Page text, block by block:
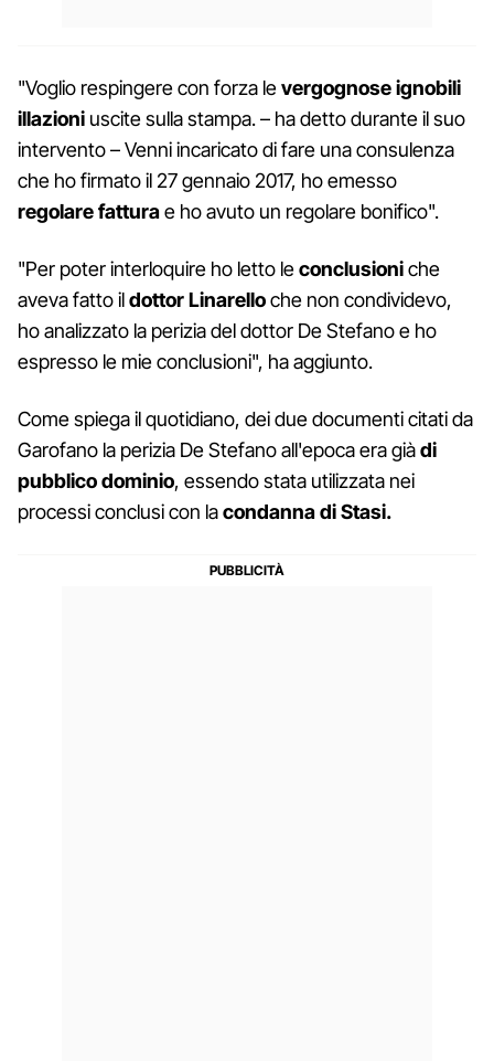
"Voglio respingere con forza levergognose ignobili
illazioni uscite sulla stampa. – ha detto durante il suo
intervento – Venni incaricato di fare una consulenza
che ho firmato il 27 gennaio 2017, ho emesso
regolare fatturae ho avuto un regolare bonifico".
"Per poter interloquire ho letto leconclusioniche
aveva fatto ildottorLinarelloche non condividevo,
ho analizzato la perizia del dottor De Stefano e ho
espresso le mie conclusioni", ha aggiunto.
Come spiega il quotidiano, dei due documenti citati da
Garofano la perizia De Stefano all'epoca era giàdi
pubblico dominio, essendo stata utilizzata nei
processi conclusi con lacondanna di Stasi.